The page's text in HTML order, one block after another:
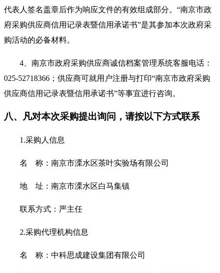
代表人签名盖章后作为响应文件的有效组成部分。“南京市政
府采购供应商信用记录表暨信用承诺书”是其参加本次政府采
购活动的必备材料。
4 、南京市政府采购供应商诚信档案管理系统客服电话：
025-52718366；供应商可就用户注册与打印“南京市政府采购
供应商信用记录表暨信用承诺书”等事宜进行咨询。
八、凡对本次采购提出询问，请按以下方式联系
1.采购人信息
名 称： 南京市溧水区茶叶实验场有限公司
地 址：南京市溧水区白马集镇
联系方式： 严主任
2.采购代理机构信息
名 称： 中科思成建设集团有限公司